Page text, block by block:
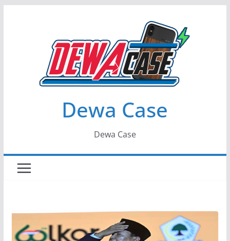
Dewa Case
Dewa Case